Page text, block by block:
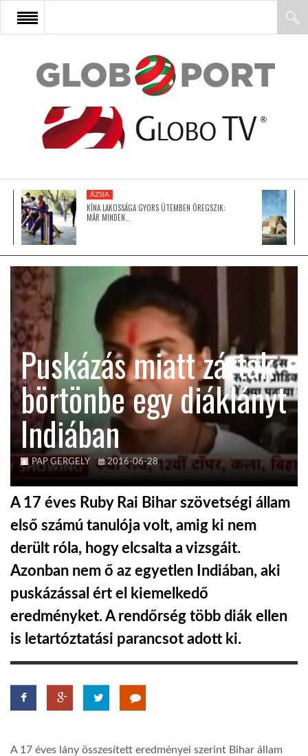
FŐOLDAL
AFRIKA
ÁZSIA
LATIN-AMERIKA
KÖZEL-KELET
AUSZTRÁLIA
A VILÁG ITTHON
MÉDIA
HÍR3D
TROPICALMAGAZIN
ÁZSIA
KÍNA LAKOSSÁGA GYORS ÜTEMBEN ÖREGSZIK:
MÁR MINDEN…
Puskázás miatt zártak
börtönbe egy diáklányt
Indiában
PAP GERGELY 2016-06-28
A 17 éves Ruby Rai Bihar szövetségi állam
első számú tanulója volt, amig ki nem
derült róla, hogy elcsalta a vizsgáit.
Azonban nem ő az egyetlen Indiában, aki
puskázással ért el kiemelkedő
eredményket. A rendőrség több diák ellen
is letartóztatási parancsot adott ki.
A 17 éves lány összesített eredményei szerint Bihar állam